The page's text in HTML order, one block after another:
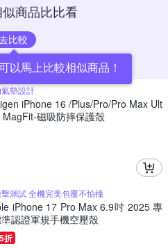
商品比比看
比較
以馬上比較相似商品！
墊設計
iPhone 16 /Plus/Pro/Pro Max Ult
磁吸防摔保護殼
測試 全機完美包覆不怕撞
iPhone 17 Pro Max 6.9吋 2025 專
認證軍規手機空壓殼
折